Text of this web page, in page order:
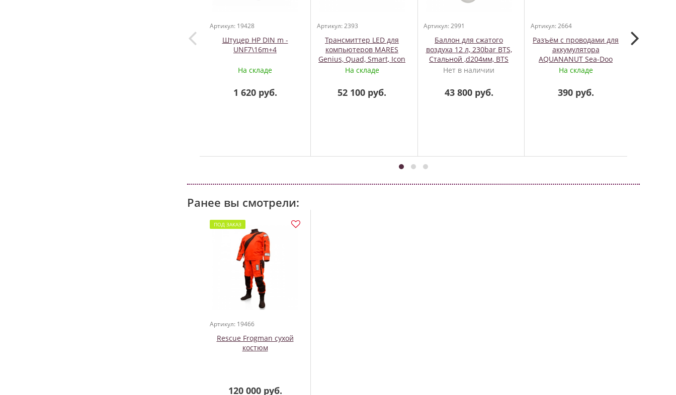
Артикул: 19428
Штуцер HP DIN m -
UNF7\16m+4
На складе
1 620 руб.
Артикул: 2393
Трансмиттер LED для
компьютеров MARES
Genius, Quad, Smart, Icon
На складе
52 100 руб.
Артикул: 2991
Баллон для сжатого
воздуха 12 л, 230bar BTS,
Стальной ,d204мм, BTS
Нет в наличии
43 800 руб.
Артикул: 2664
Разъём с проводами для
аккумулятора
AQUANANUT Sea-Doo
Seascooter
На складе
390 руб.
Ранее вы смотрели:
ПОД ЗАКАЗ
Артикул: 19466
Rescue Frogman сухой
костюм
120 000 руб.